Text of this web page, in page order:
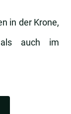
in der Krone,
auch im